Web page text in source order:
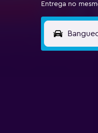
Entrega no